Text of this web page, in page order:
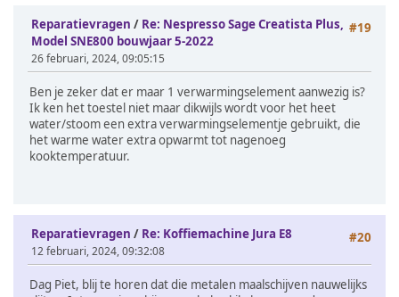
#19
Reparatievragen / Re: Nespresso Sage Creatista Plus,
Model SNE800 bouwjaar 5-2022
26 februari, 2024, 09:05:15
Ben je zeker dat er maar 1 verwarmingselement aanwezig is?
Ik ken het toestel niet maar dikwijls wordt voor het heet
water/stoom een extra verwarmingselementje gebruikt, die
het warme water extra opwarmt tot nagenoeg
kooktemperatuur.
#20
Reparatievragen / Re: Koffiemachine Jura E8
12 februari, 2024, 09:32:08
Dag Piet, blij te horen dat die metalen maalschijven nauwelijks